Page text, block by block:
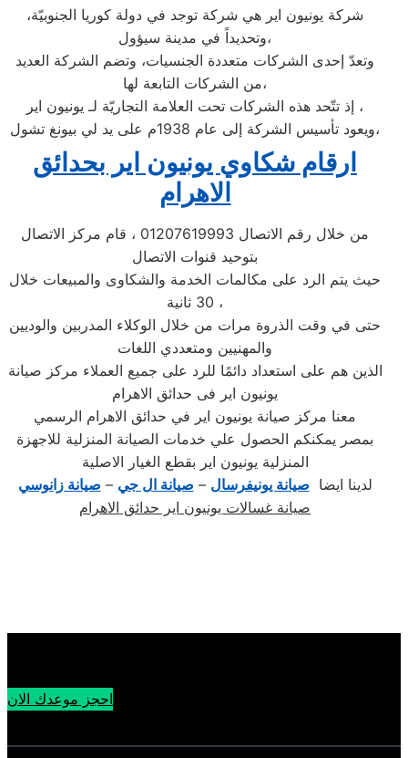
شركة يونيون اير هي شركة توجد في دولة كوريا الجنوبيّة،
وتحديداً في مدينة سيؤول،
وتعدّ إحدى الشركات متعددة الجنسيات، وتضم الشركة العديد
من الشركات التابعة لها،
إذ تتّحد هذه الشركات تحت العلامة التجاريّة لـ يونيون اير ،
ويعود تأسيس الشركة إلى عام 1938م على يد لي بيونغ تشول،
ارقام شكاوي يونيون اير بحدائق
الاهرام
من خلال رقم الاتصال 01207619993 ، قام مركز الاتصال
بتوحيد قنوات الاتصال
حيث يتم الرد على مكالمات الخدمة والشكاوى والمبيعات خلال
30 ثانية ،
حتى في وقت الذروة مرات من خلال الوكلاء المدربين والوديين
والمهنيين ومتعددي اللغات
الذين هم على استعداد دائمًا للرد على جميع العملاء مركز صيانة
يونيون اير فى حدائق الاهرام
معنا مركز صيانة يونيون اير في حدائق الاهرام الرسمي
بمصر يمكنكم الحصول علي خدمات الصيانة المنزلية للاجهزة
المنزلية يونيون اير بقطع الغيار الاصلية
لدينا ايضا صيانة يونيفرسال – صيانة ال جي – صيانة زانوسي
صيانة غسالات يونيون اير حدائق الاهرام
احجز موعدك الان